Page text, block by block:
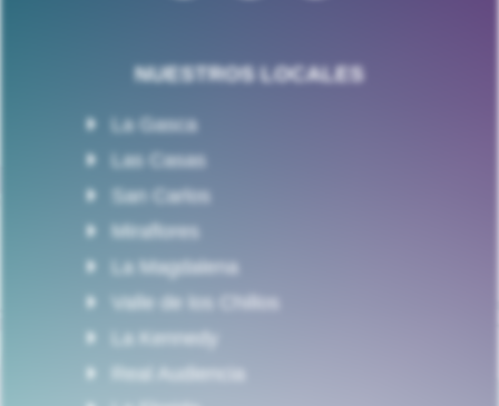
NUESTROS LOCALES
La Gasca
Las Casas
San Carlos
Miraflores
La Magdalena
Valle de los Chillos
La Kennedy
Real Audiencia